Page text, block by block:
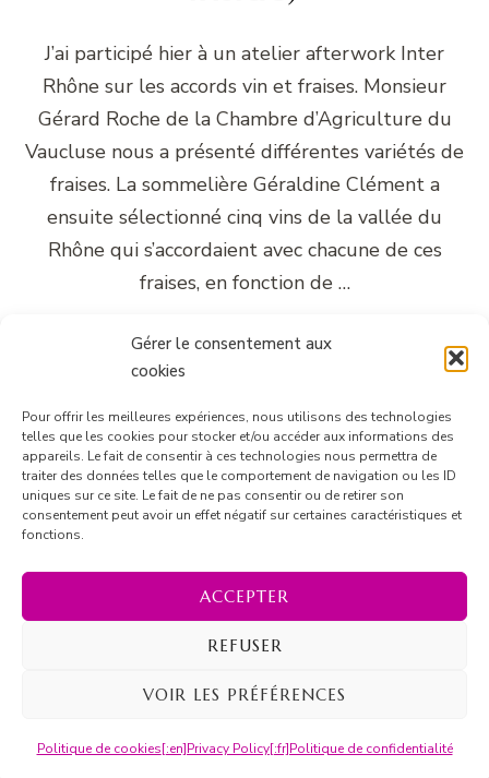
Gérer le consentement aux
cookies
Pour offrir les meilleures expériences, nous utilisons des technologies
telles que les cookies pour stocker et/ou accéder aux informations des
appareils. Le fait de consentir à ces technologies nous permettra de
traiter des données telles que le comportement de navigation ou les ID
uniques sur ce site. Le fait de ne pas consentir ou de retirer son
consentement peut avoir un effet négatif sur certaines caractéristiques et
fonctions.
ACCEPTER
REFUSER
VOIR LES PRÉFÉRENCES
Politique de cookies[:en]Privacy Policy[:fr]Politique de confidentialité
J’ai participé hier à un atelier afterwork Inter
Rhône sur les accords vin et fraises. Monsieur
Gérard Roche de la Chambre d’Agriculture du
Vaucluse nous a présenté différentes variétés de
fraises. La sommelière Géraldine Clément a
ensuite sélectionné cinq vins de la vallée du
Rhône qui s’accordaient avec chacune de ces
fraises, en fonction de …
1 2 3
Blossom Recipe | Développé parBlossom Themes
confidentialité